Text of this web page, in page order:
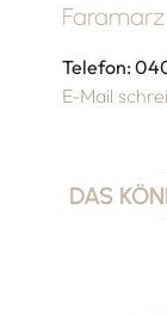
Telefon:
E-Mail
DAS